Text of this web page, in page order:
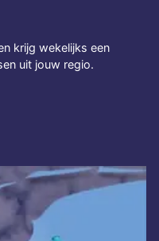
krijg wekelijks een
uit jouw regio.